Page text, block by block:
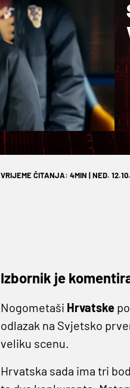
VRIJEME ČITANJA: 4MIN | NED.
Izbornik je
Nogometaši Hrvatske
odlazak na Svjetsko
veliku scenu.
Hrvatska sada ima tri